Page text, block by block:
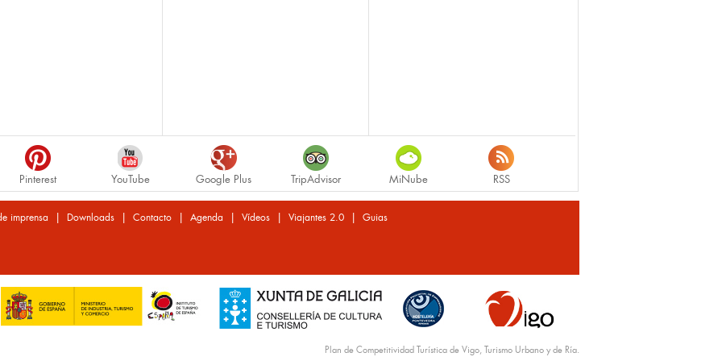
Pinterest YouTube Google Plus TripAdvisor MiNube RSS
imprensa | Downloads | Contacto | Agenda | Vídeos | Viajantes 2.0 | Guias
Plan de Competitividad Turística de Vigo, Turismo Urbano y de Ría.